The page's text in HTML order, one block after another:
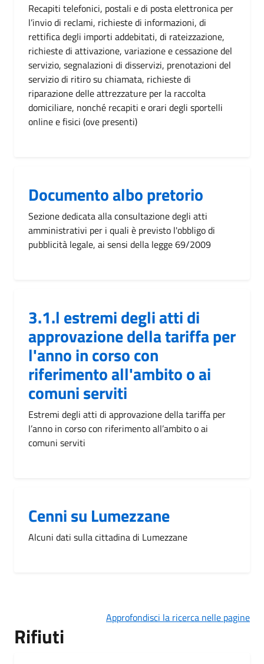
Recapiti telefonici, postali e di posta elettronica per
l’invio di reclami, richieste di informazioni, di
rettifica degli importi addebitati, di rateizzazione,
richieste di attivazione, variazione e cessazione del
servizio, segnalazioni di disservizi, prenotazioni del
servizio di ritiro su chiamata, richieste di
riparazione delle attrezzature per la raccolta
domiciliare, nonché recapiti e orari degli sportelli
online e fisici (ove presenti)
Documento albo pretorio
Sezione dedicata alla consultazione degli atti
amministrativi per i quali è previsto l'obbligo di
pubblicità legale, ai sensi della legge 69/2009
3.1.l estremi degli atti di
approvazione della tariffa per
l'anno in corso con
riferimento all'ambito o ai
comuni serviti
Estremi degli atti di approvazione della tariffa per
l’anno in corso con riferimento all’ambito o ai
comuni serviti
Cenni su Lumezzane
Alcuni dati sulla cittadina di Lumezzane
Approfondisci la ricerca nelle pagine
Rifiuti